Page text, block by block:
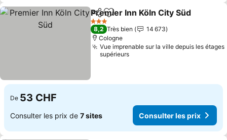
PartagerAjouter à mes favoris
Premier Inn Köln City Süd
3 Étoiles
8,2 Très bien
14 673
Cologne
Vue imprenable sur la ville depuis les étages
supérieurs
De 53 CHF
Consulter les prix de 7 sites Consulter les prix